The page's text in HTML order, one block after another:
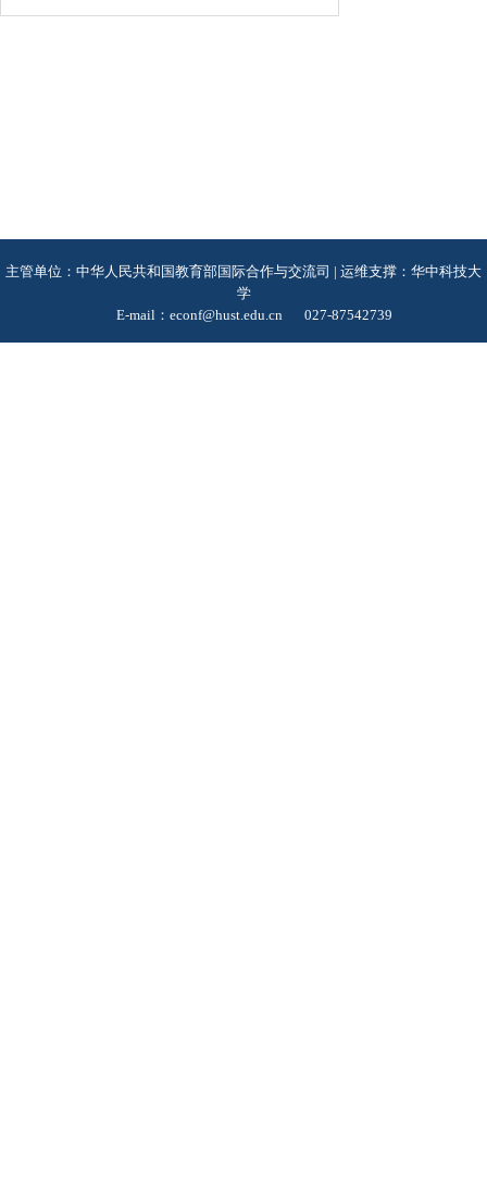
主管单位：中华人民共和国教育部国际合作与交流司 | 运维支撑：华中科技大
学
E-mail：econf@hust.edu.cn
027-87542739